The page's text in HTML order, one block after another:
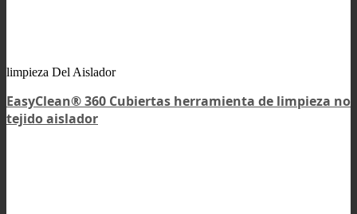
limpieza Del Aislador
EasyClean® 360 Cubiertas herramienta de limpieza no
tejido aislador